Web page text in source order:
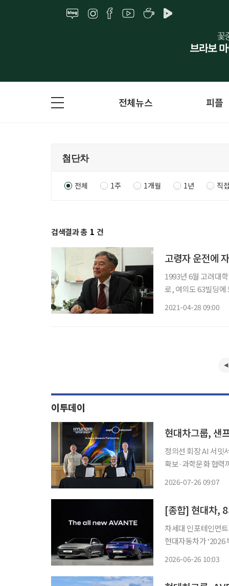
전체뉴스 피플
전체 1주 1개월 1년 직
검색결과 총 1 건
고령자 운전에
1993년 6월 고려대
로, 여의도 63빌딩에
2021-04-28 09:00
이투데이
정의선 회장 AI 서밋
확보·과학문화 협력까지 확대 현대자동차그룹이 미국 샌프란
2026-07-26 09:07
차세대 인포테인먼
현대자동차가 ‘2026
2026-06-26 10:03